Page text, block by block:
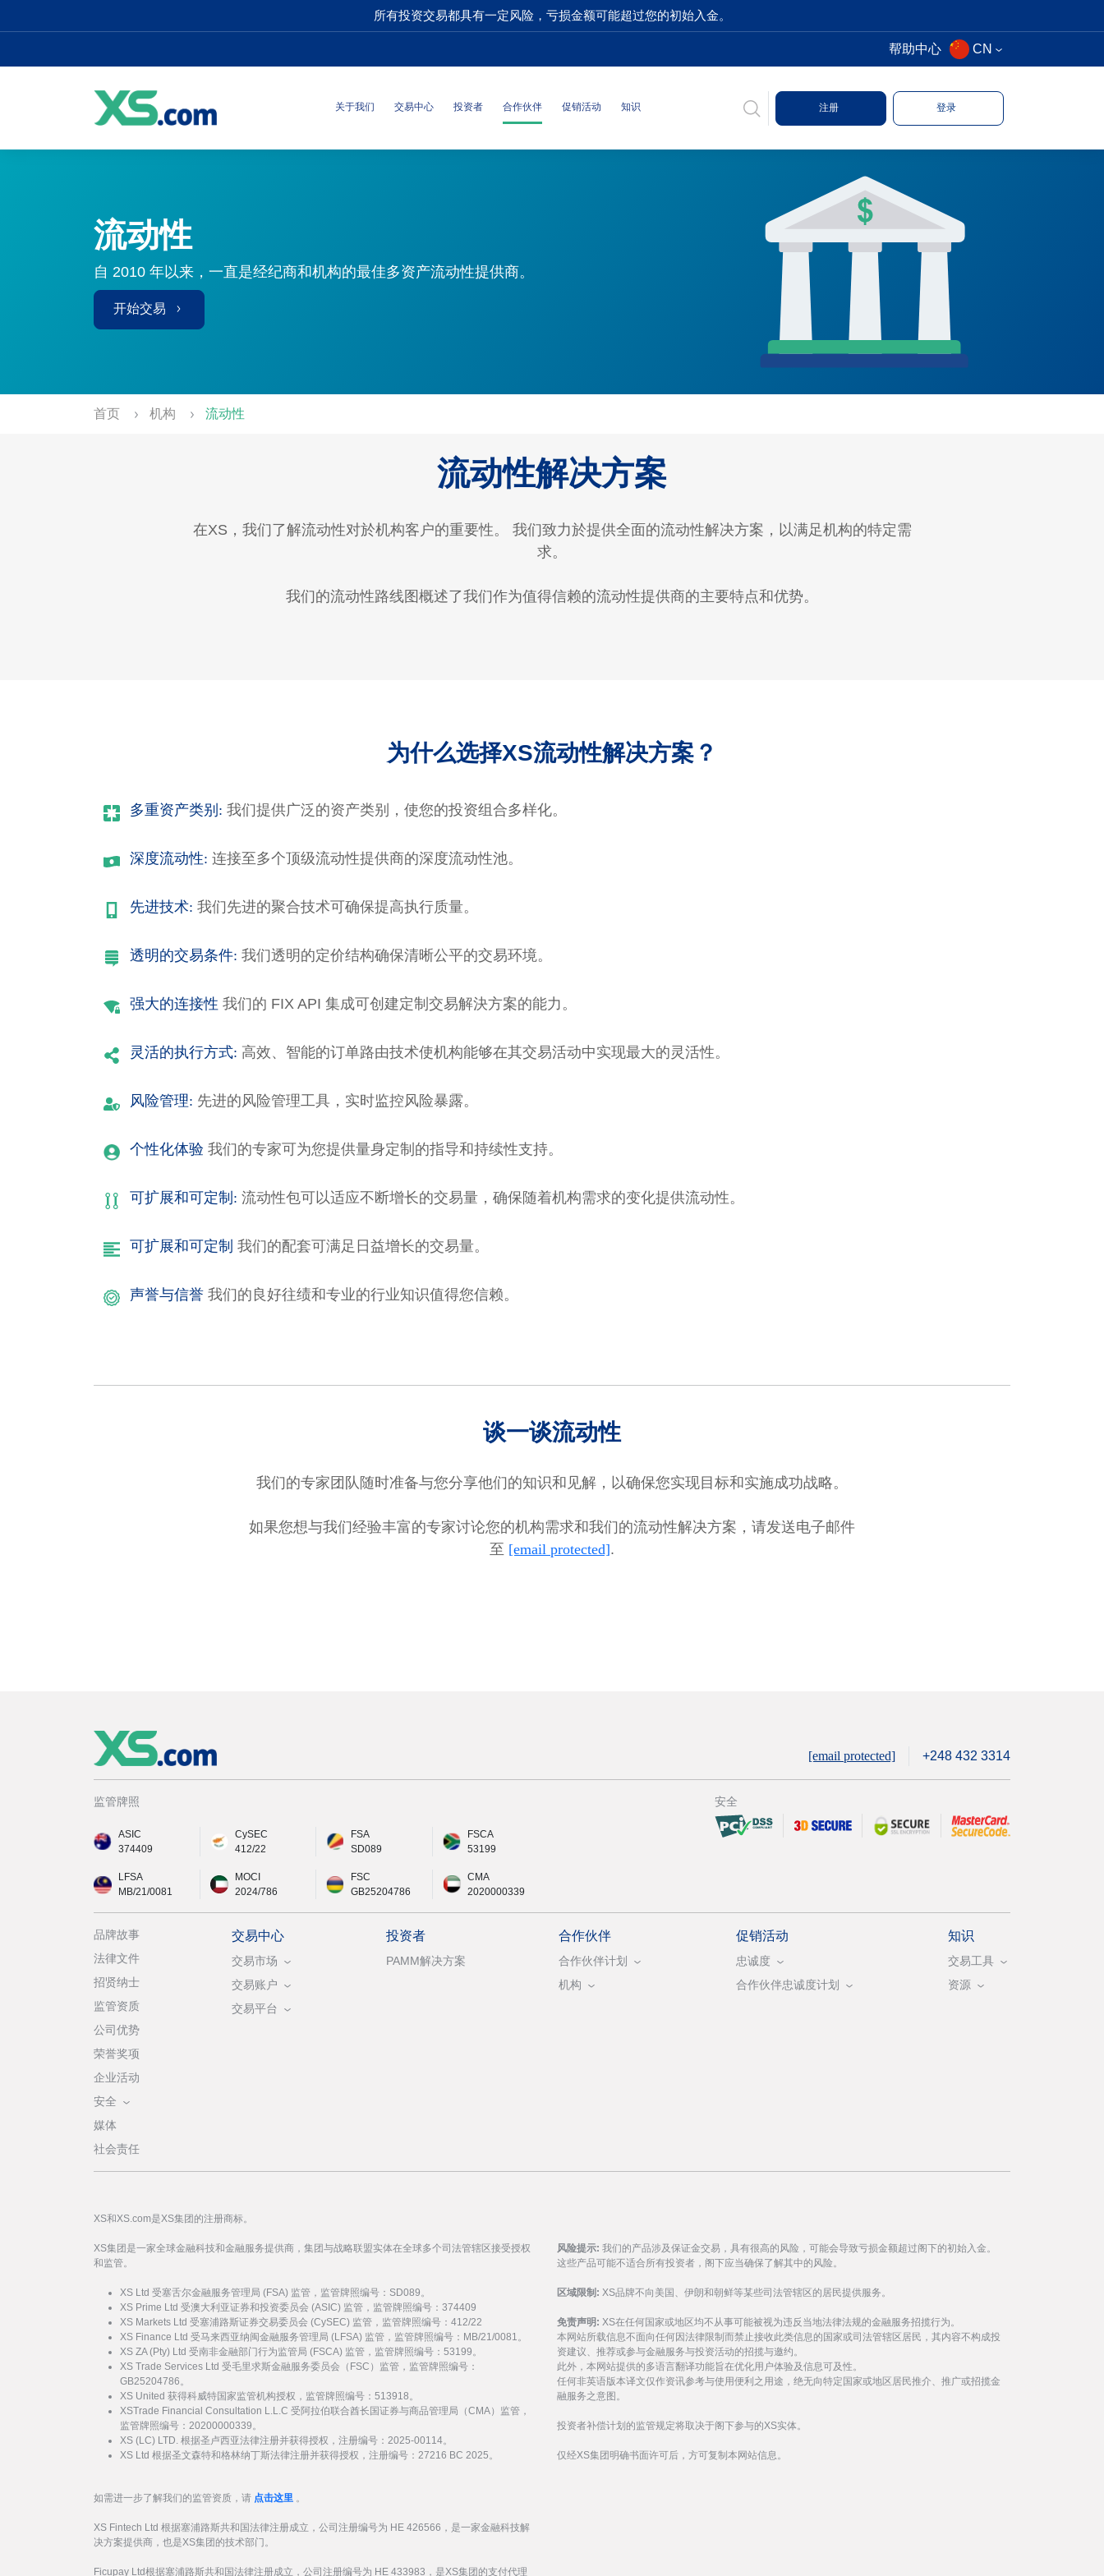
所有投资交易都具有一定风险，亏损金额可能超过您的初始入金。
帮助中心 CN
关于我们 交易中心 投资者 合作伙伴 促销活动 知识 注册 登录
流动性
自 2010 年以来，一直是经纪商和机构的最佳多资产流动性提供商。
开始交易
首页 机构 流动性
流动性解决方案
在XS，我们了解流动性对於机构客户的重要性。 我们致力於提供全面的流动性解决方案，以满足机构的特定需
求。
我们的流动性路线图概述了我们作为值得信赖的流动性提供商的主要特点和优势。
为什么选择XS流动性解决方案？
多重资产类别: 我们提供广泛的资产类别，使您的投资组合多样化。
深度流动性: 连接至多个顶级流动性提供商的深度流动性池。
先进技术: 我们先进的聚合技术可确保提高执行质量。
透明的交易条件: 我们透明的定价结构确保清晰公平的交易环境。
强大的连接性 我们的 FIX API 集成可创建定制交易解決方案的能力。
灵活的执行方式: 高效、智能的订单路由技术使机构能够在其交易活动中实现最大的灵活性。
风险管理: 先进的风险管理工具，实时监控风险暴露。
个性化体验 我们的专家可为您提供量身定制的指导和持续性支持。
可扩展和可定制: 流动性包可以适应不断增长的交易量，确保随着机构需求的变化提供流动性。
可扩展和可定制 我们的配套可满足日益增长的交易量。
声誉与信誉 我们的良好往绩和专业的行业知识值得您信赖。
谈一谈流动性
我们的专家团队随时准备与您分享他们的知识和见解，以确保您实现目标和实施成功战略。
如果您想与我们经验丰富的专家讨论您的机构需求和我们的流动性解决方案，请发送电子邮件
至 [email protected].
[email protected] +248 432 3314
监管牌照
ASIC
374409
CySEC
412/22
FSA
SD089
FSCA
53199
LFSA
MB/21/0081
MOCI
2024/786
FSC
GB25204786
CMA
2020000339
安全
品牌故事
法律文件
招贤纳士
监管资质
公司优势
荣誉奖项
企业活动
安全
媒体
社会责任
交易中心
交易市场
交易账户
交易平台
投资者
PAMM解决方案
合作伙伴
合作伙伴计划
机构
促销活动
忠诚度
合作伙伴忠诚度计划
知识
交易工具
资源
XS和XS.com是XS集团的注册商标。
XS集团是一家全球金融科技和金融服务提供商，集团与战略联盟实体在全球多个司法管辖区接受授权
和监管。
XS Ltd 受塞舌尔金融服务管理局 (FSA) 监管，监管牌照编号：SD089。
XS Prime Ltd 受澳大利亚证券和投资委员会 (ASIC) 监管，监管牌照编号：374409
XS Markets Ltd 受塞浦路斯证券交易委员会 (CySEC) 监管，监管牌照编号：412/22
XS Finance Ltd 受马来西亚纳闽金融服务管理局 (LFSA) 监管，监管牌照编号：MB/21/0081。
XS ZA (Pty) Ltd 受南非金融部门行为监管局 (FSCA) 监管，监管牌照编号：53199。
XS Trade Services Ltd 受毛里求斯金融服务委员会（FSC）监管，监管牌照编号：
GB25204786。
XS United 获得科威特国家监管机构授权，监管牌照编号：513918。
XSTrade Financial Consultation L.L.C 受阿拉伯联合酋长国证券与商品管理局（CMA）监管，
监管牌照编号：20200000339。
XS (LC) LTD. 根据圣卢西亚法律注册并获得授权，注册编号：2025-00114。
XS Ltd 根据圣文森特和格林纳丁斯法律注册并获得授权，注册编号：27216 BC 2025。
如需进一步了解我们的监管资质，请 点击这里 。
XS Fintech Ltd 根据塞浦路斯共和国法律注册成立，公司注册编号为 HE 426566，是一家金融科技解
决方案提供商，也是XS集团的技术部门。
Ficupay Ltd根据塞浦路斯共和国法律注册成立，公司注册编号为 HE 433983，是XS集团的支付代理
风险提示: 我们的产品涉及保证金交易，具有很高的风险，可能会导致亏损金额超过阁下的初始入金。
这些产品可能不适合所有投资者，阁下应当确保了解其中的风险。
区域限制: XS品牌不向美国、伊朗和朝鲜等某些司法管辖区的居民提供服务。
免责声明: XS在任何国家或地区均不从事可能被视为违反当地法律法规的金融服务招揽行为。
本网站所载信息不面向任何因法律限制而禁止接收此类信息的国家或司法管辖区居民，其内容不构成投
资建议、推荐或参与金融服务与投资活动的招揽与邀约。
此外，本网站提供的多语言翻译功能旨在优化用户体验及信息可及性。
任何非英语版本译文仅作资讯参考与使用便利之用途，绝无向特定国家或地区居民推介、推广或招揽金
融服务之意图。
投资者补偿计划的监管规定将取决于阁下参与的XS实体。
仅经XS集团明确书面许可后，方可复制本网站信息。